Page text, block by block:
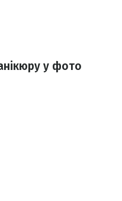
у фото